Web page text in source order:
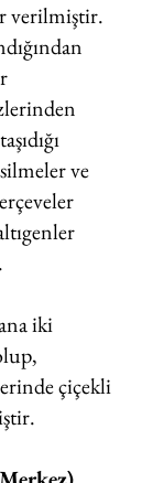
verilmiştir.
ve
iki
çiçekli